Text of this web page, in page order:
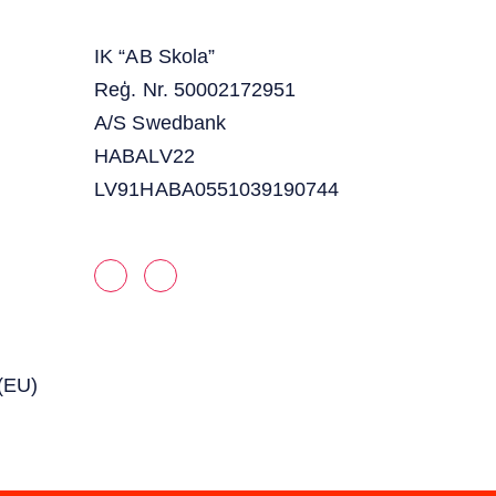
IK “AB Skola”
Reģ. Nr. 50002172951
A/S Swedbank
HABALV22
LV91HABA0551039190744